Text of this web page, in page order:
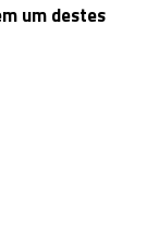
um destes